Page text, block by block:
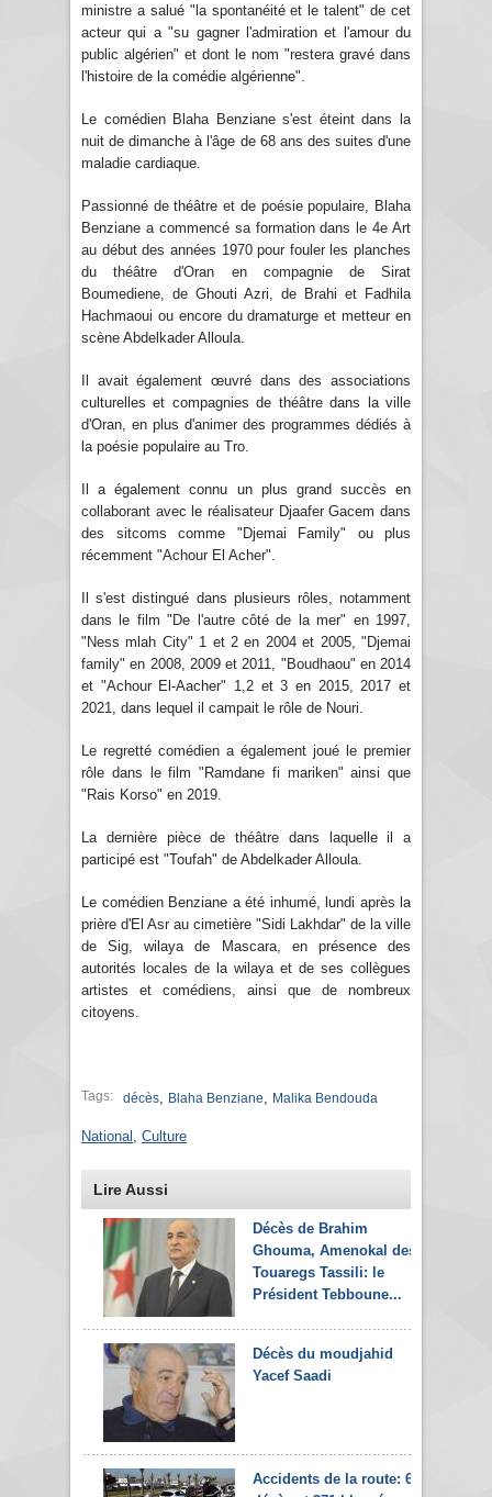
ministre a salué "la spontanéité et le talent" de cet
acteur qui a "su gagner l'admiration et l'amour du
public algérien" et dont le nom "restera gravé dans
l'histoire de la comédie algérienne".
Le comédien Blaha Benziane s'est éteint dans la
nuit de dimanche à l'âge de 68 ans des suites d'une
maladie cardiaque.
Passionné de théâtre et de poésie populaire, Blaha
Benziane a commencé sa formation dans le 4e Art
au début des années 1970 pour fouler les planches
du théâtre d'Oran en compagnie de Sirat
Boumediene, de Ghouti Azri, de Brahi et Fadhila
Hachmaoui ou encore du dramaturge et metteur en
scène Abdelkader Alloula.
Il avait également œuvré dans des associations
culturelles et compagnies de théâtre dans la ville
d'Oran, en plus d'animer des programmes dédiés à
la poésie populaire au Tro.
Il a également connu un plus grand succès en
collaborant avec le réalisateur Djaafer Gacem dans
des sitcoms comme "Djemai Family" ou plus
récemment "Achour El Acher".
Il s'est distingué dans plusieurs rôles, notamment
dans le film "De l'autre côté de la mer" en 1997,
"Ness mlah City" 1 et 2 en 2004 et 2005, "Djemai
family" en 2008, 2009 et 2011, "Boudhaou" en 2014
et "Achour El-Aacher" 1,2 et 3 en 2015, 2017 et
2021, dans lequel il campait le rôle de Nouri.
Le regretté comédien a également joué le premier
rôle dans le film "Ramdane fi mariken" ainsi que
"Rais Korso" en 2019.
La dernière pièce de théâtre dans laquelle il a
participé est "Toufah" de Abdelkader Alloula.
Le comédien Benziane a été inhumé, lundi après la
prière d'El Asr au cimetière "Sidi Lakhdar" de la ville
de Sig, wilaya de Mascara, en présence des
autorités locales de la wilaya et de ses collègues
artistes et comédiens, ainsi que de nombreux
citoyens.
Tags: décès Blaha Benziane Malika Bendouda
National Culture
Lire Aussi
Décès de Brahim
Ghouma, Amenokal des
Touaregs Tassili: le
Président Tebboune...
Décès du moudjahid
Yacef Saadi
Accidents de la route: 6